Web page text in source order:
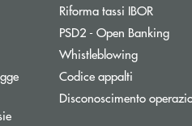
nuova finestra
Apre una nuova finestra
Riforma tassi IBOR
PSD2 - Open Banking
Whistleblowing
Codice appalti
Disconoscimento